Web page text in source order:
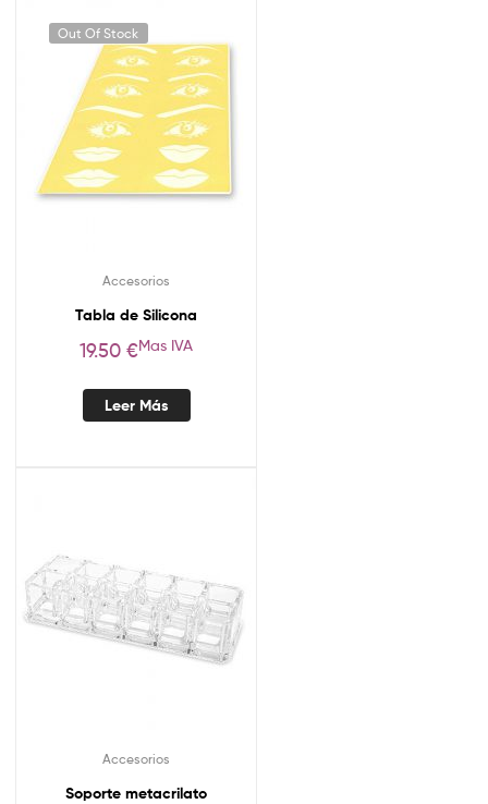
Out Of Stock
Accesorios
Tabla de Silicona
19.50 €Mas IVA
Leer Más
Accesorios
Soporte metacrilato